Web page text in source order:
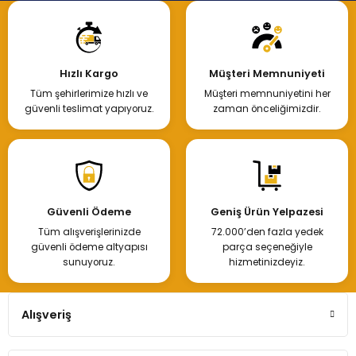
Hızlı Kargo
Tüm şehirlerimize hızlı ve
güvenli teslimat yapıyoruz.
Müşteri Memnuniyeti
Müşteri memnuniyetini her
zaman önceliğimizdir.
Güvenli Ödeme
Tüm alışverişlerinizde
güvenli ödeme altyapısı
sunuyoruz.
Geniş Ürün Yelpazesi
72.000’den fazla yedek
parça seçeneğiyle
hizmetinizdeyiz.
Alışveriş